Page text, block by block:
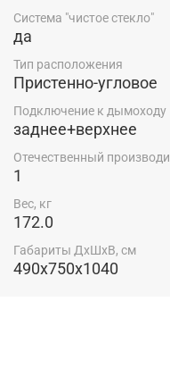
Система "чистое стекло"
да
Тип расположения
Пристенно-угловое
Подключение к дымоходу
заднее+верхнее
Отечественный
1
Вес, кг
172.0
Габариты ДхШхВ, см
490x750x1040